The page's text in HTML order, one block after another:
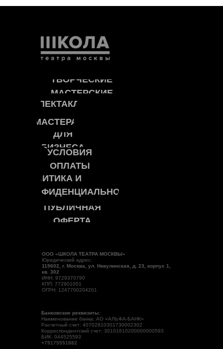
ООО «ШКОЛА ТЕАТРА МОСКВЫ»
Юридический адрес:
119602, г. Москва, ул. Никулинская, д. 23, корпус 1,
кв. 302
ИНН: 9729370790
КПП: 772901001
ОГРН: 1247700204201
ТВОРЧЕСКИЕ
МАСТЕРСКИЕ
Банковские реквизиты:
Наименование банка: АО «АЛЬФА-БАНК»
Расчетный счет: 40702810301730002302
Корреспондентский счет: 30101810200000000593
БИК: 044525593
+79175551882
МАСТЕРА
ДЛЯ
БИЗНЕСА
УСЛОВИЯ
ОПЛАТЫ
ПОЛИТИКА И
КОНФИДЕНЦИАЛЬНОСТЬ
ПУБЛИЧНАЯ
ОФЕРТА
СПЕКТАКЛИ